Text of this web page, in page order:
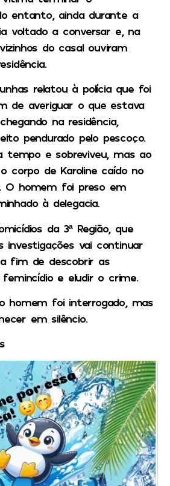
entanto, ainda durante a
voltado a conversar e, na
do casal ouviram
relatou à polícia que foi
de averiguar o que estava
na residência,
pendurado pelo pescoço.
tempo e sobreviveu, mas ao
corpo de Karoline caído no
O homem foi preso em
à delegacia.
da 3ª Região, que
vai continuar
fim de descobrir as
e eludir o crime.
homem foi interrogado, mas
em silêncio.